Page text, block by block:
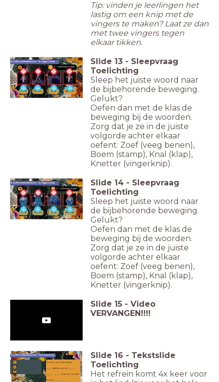
Tip: vinden je leerlingen het
lastig om een knip met de
vingers te maken? Laat ze dan
met twee vingers tegen
elkaar tikken.
Zoef Boem Knal Knetter - bodypercussie
2 - oefenen maar!
1
Zoef Boem Knal Knetter
Slide 13 - Sleepvraag
Toelichting
Sleep het juiste woord naar
de bijbehorende beweging.
Gelukt?
Oefen dan met de klas de
beweging bij de woorden.
Zorg dat je ze in de juiste
volgorde achter elkaar
oefent: Zoef (veeg benen),
Boem (stamp), Knal (klap),
Knetter (vingerknip).
Zoef Boem Knal Knetter - bodypercussie
2 - oefenen maar!
1
Zoef Boem Knal Knetter
Slide 14 - Sleepvraag
Toelichting
Sleep het juiste woord naar
de bijbehorende beweging.
Gelukt?
Oefen dan met de klas de
beweging bij de woorden.
Zorg dat je ze in de juiste
volgorde achter elkaar
oefent: Zoef (veeg benen),
Boem (stamp), Knal (klap),
Knetter (vingerknip).
Slide 15 - Video
VERVANGEN!!!!
Zoef Boem Knal Knetter - het refrein
Zoef, boem, knal, knetter.
______, glitters, goud, ______ .
______, _____, zing met me mee.
Fanny is __ ______,
Slide 16 - Tekstslide
Toelichting
Het refrein komt 4x keer voor